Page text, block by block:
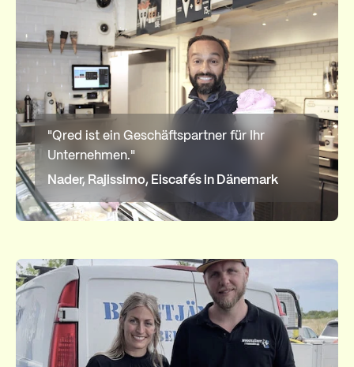
"Qred ist ein Geschäftspartner für Ihr
Unternehmen."
Nader, Rajissimo, Eiscafés in Dänemark